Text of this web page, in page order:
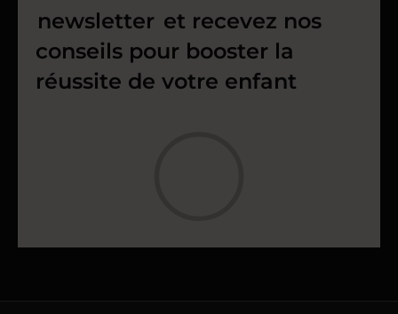
newsletter et recevez nos
conseils pour booster la
réussite de votre enfant